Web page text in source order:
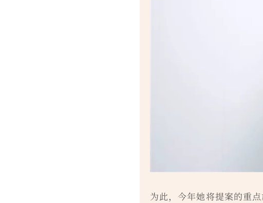
为此，今年她将提案的重